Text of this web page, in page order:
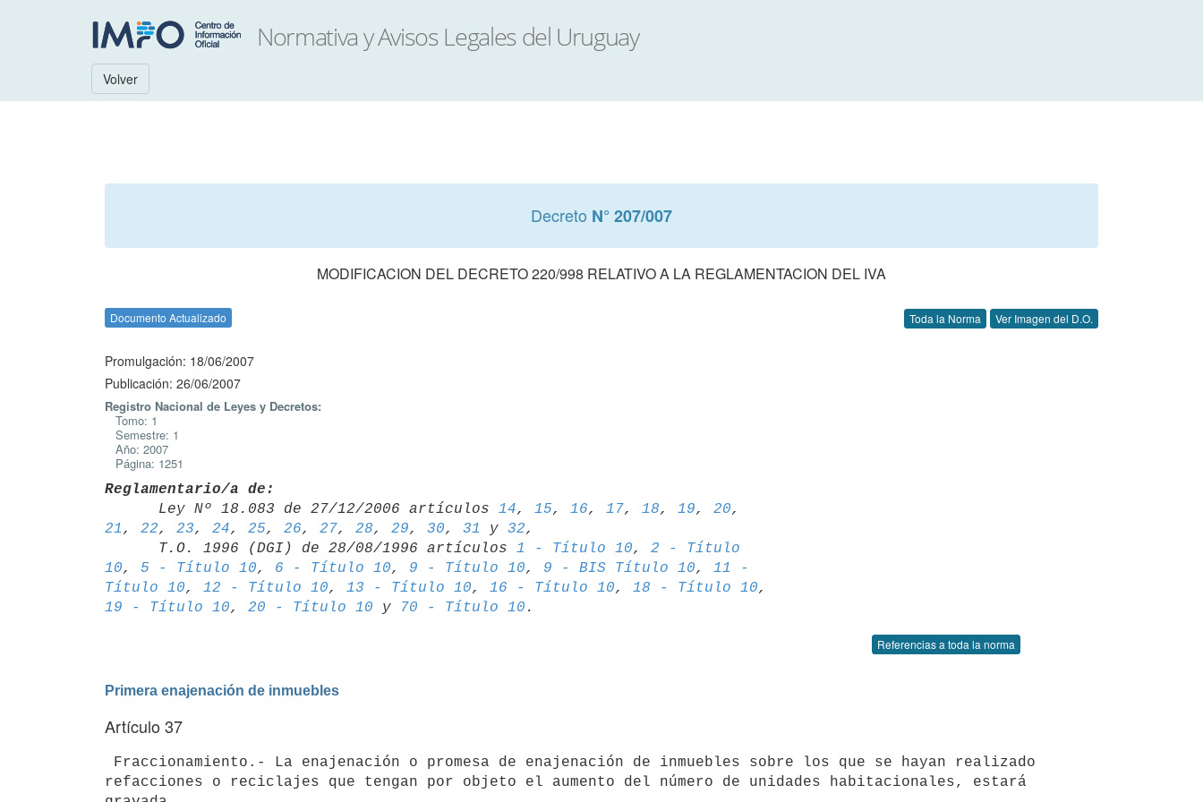
Volver
Decreto N° 207/007
MODIFICACION DEL DECRETO 220/998 RELATIVO A LA REGLAMENTACION DEL IVA
Documento Actualizado Toda la Norma Ver Imagen del D.O.
Promulgación: 18/06/2007
Publicación: 26/06/2007
Registro Nacional de Leyes y Decretos:
Tomo: 1
Semestre: 1
Año: 2007
Página: 1251
Reglamentario/a de:
Ley Nº 18.083 de 27/12/2006 artículos 14, 15, 16, 17, 18, 19, 20,
21 , 22, 23, 24, 25, 26, 27, 28, 29, 30, 31 y 32,
      T.O. 1996 (DGI) de 28/08/1996 artículos
1 - Título 10, 2 - Título
10, 5 - Título 10, 6 - Título 10, 9 - Título 10, 9 - BIS Título 10, 11 -
Título 10, 12 - Título 10, 13 - Título 10, 16 - Título 10, 18 - Título 10
19 - Título 10, 20 - Título 10 y 70 - Título 10
Referencias a toda la norma
Primera enajenación de inmuebles
Artículo 37
refacciones o reciclajes que tengan por objeto el aumento del número de unidades habitacionales, estará